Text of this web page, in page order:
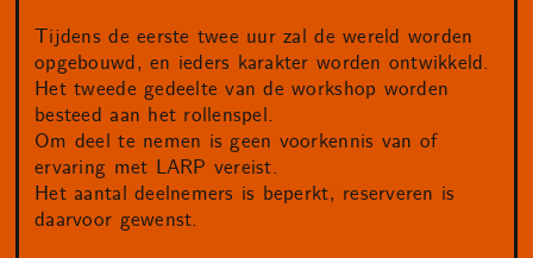
Tijdens de eerste twee uur zal de wereld worden
opgebouwd, en ieders karakter worden ontwikkeld.
Het tweede gedeelte van de workshop worden
besteed aan het rollenspel.
Om deel te nemen is geen voorkennis van of
ervaring met LARP vereist.
Het aantal deelnemers is beperkt, reserveren is
daarvoor gewenst.